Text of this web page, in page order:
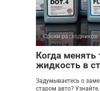
Сроки расходников
Когда
жидкость в
Задумываетесь о
старом авто?